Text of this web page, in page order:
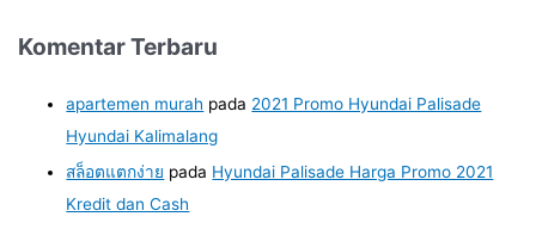
Komentar Terbaru
apartemen murah pada 2021 Promo Hyundai Palisade
Hyundai Kalimalang
สล็อตแตกง่าย pada Hyundai Palisade Harga Promo 2021
Kredit dan Cash